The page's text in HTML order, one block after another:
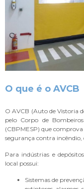
O que é o AVCB
O AVCB (Auto de Vistoria
pelo Corpo de
(CBPMESP) que comprova
segurança contra incêndio,
Para indústrias e
local possui:
Sistemas de prevenção e combate a incêndio adequados (hidrantes,